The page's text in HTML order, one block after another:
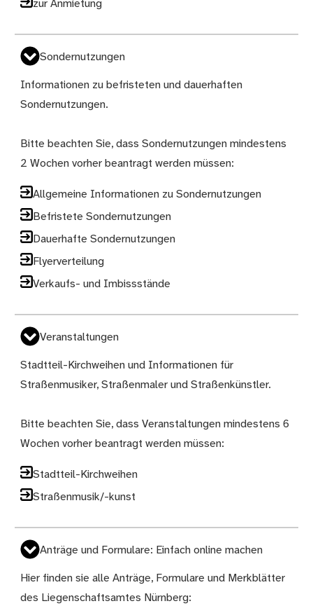
zur Anmietung
Sondernutzungen
Informationen zu befristeten und dauerhaften
Sondernutzungen.
Bitte beachten Sie, dass Sondernutzungen mindestens
2 Wochen vorher beantragt werden müssen:
Allgemeine Informationen zu Sondernutzungen
Befristete Sondernutzungen
Dauerhafte Sondernutzungen
Flyerverteilung
Verkaufs- und Imbissstände
Veranstaltungen
Stadtteil-Kirchweihen und Informationen für
Straßenmusiker, Straßenmaler und Straßenkünstler.
Bitte beachten Sie, dass Veranstaltungen mindestens 6
Wochen vorher beantragt werden müssen:
Stadtteil-Kirchweihen
Straßenmusik/-kunst
Anträge und Formulare: Einfach online machen
Hier finden sie alle Anträge, Formulare und Merkblätter
des Liegenschaftsamtes Nürnberg: